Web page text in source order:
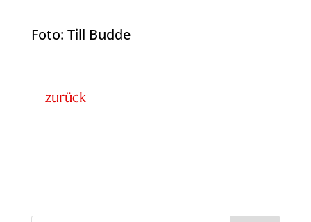
Foto: Till Budde
zurück